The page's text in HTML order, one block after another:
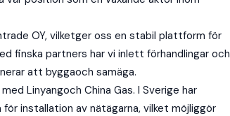
OY, vilketger oss en stabil plattform för
finska partners har vi inlett förhandlingar och
att byggaoch samäga.
Linyangoch China Gas. I Sverige har
installation av nätägarna, vilket möjliggör